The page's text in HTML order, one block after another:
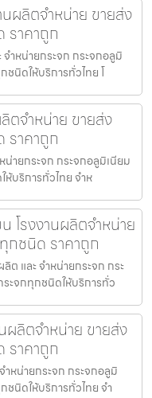
นผลิตจำหน่าย ขายส่ง
ราคาถูก
ำหน่ายกระจก กระจกอลูมิ
ชนิดให้บริการทั่วไทย โ
ตจำหน่าย ขายส่ง
ราคาถูก
น่ายกระจก กระจกอลูมิเนียม
ห้บริการทั่วไทย จำห
โรงงานผลิตจำหน่าย
กชนิด ราคาถูก
ต และ จำหน่ายกระจก กระ
ะจกทุกชนิดให้บริการทั่ว
ผลิตจำหน่าย ขายส่ง
ราคาถูก
ำหน่ายกระจก กระจกอลูมิ
ชนิดให้บริการทั่วไทย จำ